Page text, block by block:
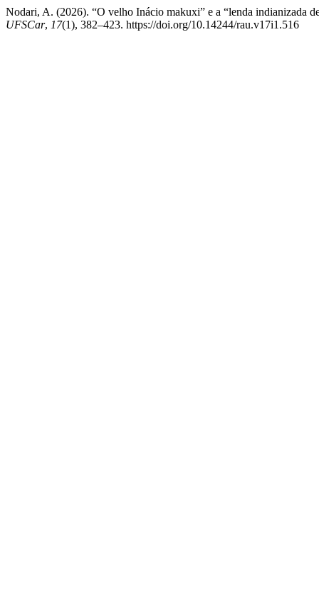
Nodari, A. (2026). “O velho Inácio makuxi” e a “lenda indianizada
UFSCar, 17(1), 382–423. https://doi.org/10.14244/rau.v17i1.516